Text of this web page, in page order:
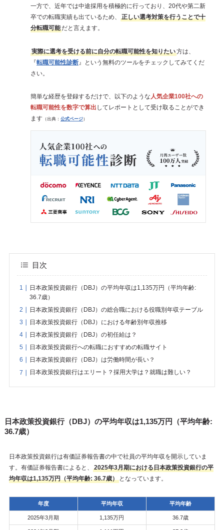
一方で、近年では中途採用を積極的に行っており、20代や第二新
卒での転職実績も出ているため、
正しい選考対策を行うことで十
分転職可能だと言えます。
実際に選考を受ける前に自分の転職可能性を知りたい方は、
『転職可能性診断』という無料のツールをチェックしてみてくだ
さい。
簡単な経歴を登録するだけで、以下のような人気企業100社への
転職可能性を数字で算出 してレポートとして受け取ることができ
ます（出典： 公式ページ）
目次
日本政策投資銀行（DBJ）の平均年収は1,135万円（平均年齢:
36.7歳）
日本政策投資銀行（DBJ）の総合職における役職別年収テーブル
日本政策投資銀行（DBJ）における年齢別年収推移
日本政策投資銀行（DBJ）の初任給は？
日本政策投資銀行への転職におすすめの転職サイト
日本政策投資銀行（DBJ）は労働時間が長い？
日本政策投資銀行はエリート？採用大学は？就職は難しい？
日本政策投資銀行（DBJ）の平均年収は1,135万円（平均年齢:
36.7歳）
日本政策投資銀行は有価証券報告書の中で社員の平均年収を開示していま
す。有価証券報告書によると、
2025年3月期における日本政策投資銀行の平
均年収は1,135万円（平均年齢: 36.7歳）となっています。
年度 平均年収 平均年齢
2025年3月期 1,135万円 36.7歳